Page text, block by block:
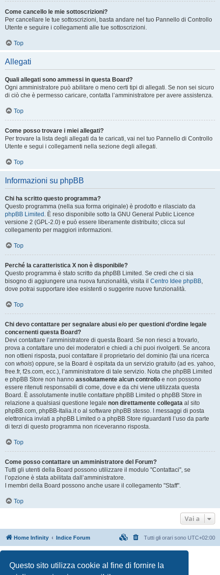
Questo sito utilizza cookie al fine di fornire la
Come cancello le mie sottoscrizioni?
Per cancellare le tue sottoscrizioni, basta andare nel tuo Pannello di Controllo
Utente e seguire i collegamenti alle tue sottoscrizioni.
Top
Allegati
Quali allegati sono ammessi in questa Board?
Ogni amministratore può abilitare o meno certi tipi di allegati. Se non sei sicuro
di ciò che è permesso caricare, contatta l’amministratore per avere assistenza.
Top
Come posso trovare i miei allegati?
Per trovare la lista degli allegati da te caricati, vai nel tuo Pannello di Controllo
Utente e segui i collegamenti nella sezione degli allegati.
Top
Informazioni su phpBB
Chi ha scritto questo programma?
Questo programma (nella sua forma originale) è prodotto e rilasciato da
phpBB Limited . È reso disponibile sotto la GNU General Public Licence
versione 2 (GPL-2.0) e può essere liberamente distribuito; clicca sul
collegamento per maggiori informazioni.
Top
Perché la caratteristica X non è disponibile?
Questo programma è stato scritto da phpBB Limited. Se credi che ci sia
bisogno di aggiungere una nuova funzionalità, visita il Centro Idee phpBB,
dove potrai supportare idee esistenti o suggerire nuove funzionalità.
Top
Chi devo contattare per segnalare abusi e/o per questioni d’ordine legale
concernenti questa Board?
Devi contattare l’amministratore di questa Board. Se non riesci a trovarlo,
prova a contattare uno dei moderatori e chiedi a chi puoi rivolgerti. Se ancora
non ottieni risposta, puoi contattare il proprietario del dominio (fai una ricerca
con whois) oppure, se la Board è ospitata da un servizio gratuito (ad es. yahoo,
free.fr, f2s.com, ecc.), l’amministratore di tale servizio. Nota che phpBB Limited
e phpBB Store non hanno assolutamente alcun controllo e non possono
essere ritenuti responsabili di come, dove e da chi viene utilizzata questa
Board. È assolutamente inutile contattare phpBB Limited o phpBB Store in
relazione a qualsiasi questione legale non direttamente collegata al sito
phpBB.com, phpBB-Italia.it o al software phpBB stesso. I messaggi di posta
elettronica inviati a phpBB Limited o a phpBB Store riguardanti l’uso da parte
di terzi di questo programma non riceveranno risposta.
Top
Come posso contattare un amministratore del Forum?
Tutti gli utenti della Board possono utilizzare il modulo "Contattaci", se
l’opzione è stata abilitata dall’amministratore.
I membri della Board possono anche usare il collegamento "Staff".
Top
Vai a
Home Infinity Indice Forum Tutti gli orari sono UTC+02:00
Traduzione ItalianaphpBB-Italia.it